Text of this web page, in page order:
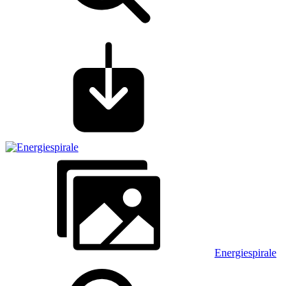
Energiespirale